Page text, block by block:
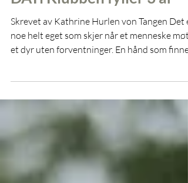
DATi Klubben fyller 3 år
Skrevet av Kathrine Hurlen von Tangen Det er
mot grus. Et barn som plutselig tør å smile
mens geitene nysgjerrig følger etter i fjøset.
Små øyeblikk som kanskje virker enkle
— men som kan bety alt for den som står
dem. For tre år siden startet jeg DATi Klubben
med en idé om å samle mennesker som jobber